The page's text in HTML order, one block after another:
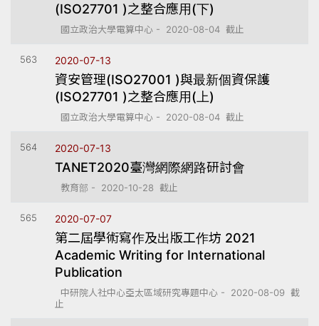
(ISO27701 )之整合應用(下)
國立政治大學電算中心 - 2020-08-04 截止
563 2020-07-13
資安管理(ISO27001 )與最新個資保護
(ISO27701 )之整合應用(上)
國立政治大學電算中心 - 2020-08-04 截止
564 2020-07-13
TANET2020臺灣網際網路研討會
教育部 - 2020-10-28 截止
565 2020-07-07
第二屆學術寫作及出版工作坊 2021
Academic Writing for International
Publication
中研院人社中心亞太區域研究專題中心 - 2020-08-09 截
止